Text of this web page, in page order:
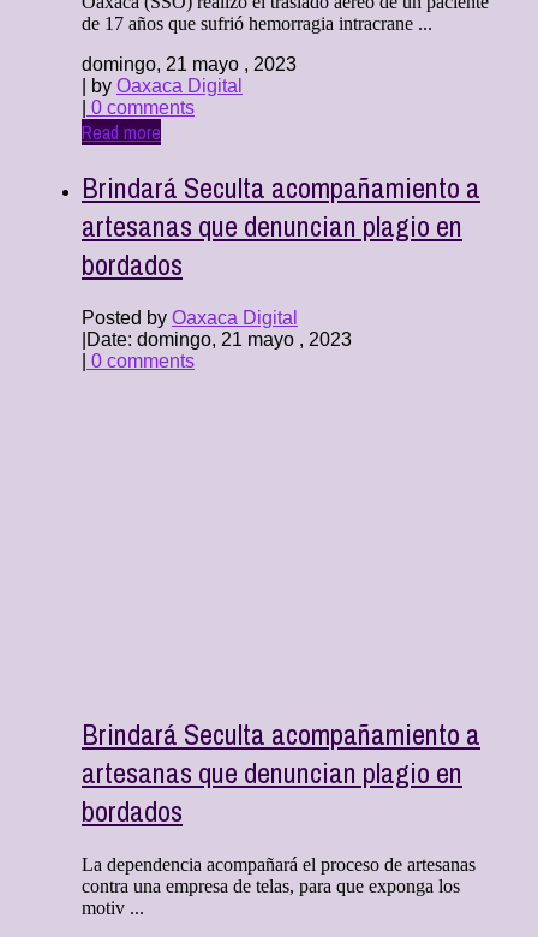
de 17 años que sufrió hemorragia intracrane ...
domingo, 21 mayo , 2023
| by Oaxaca Digital
0 comments
Read more
Brindará Seculta acompañamiento a
artesanas que denuncian plagio en
bordados
Posted by Oaxaca Digital
Date: domingo, 21 mayo , 2023
0 comments
Brindará Seculta acompañamiento a
artesanas que denuncian plagio en
bordados
La dependencia acompañará el proceso de artesanas
contra una empresa de telas, para que exponga los
motiv ...